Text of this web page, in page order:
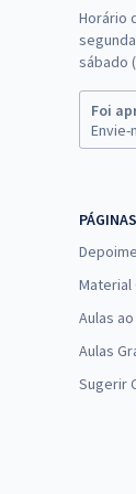
Horário
sábado
Foi
Envie-
Material
Aulas
Aulas
Sugerir